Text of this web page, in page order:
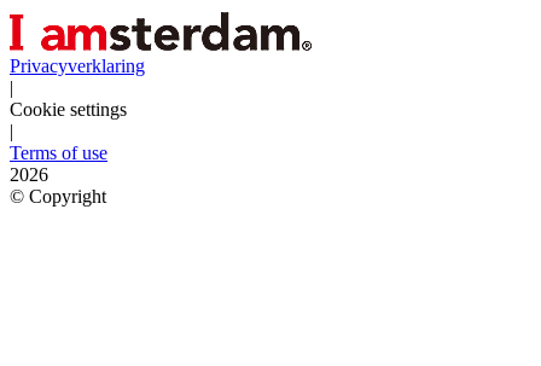
Privacyverklaring
|
Cookie settings
|
Terms of use
2026
© Copyright